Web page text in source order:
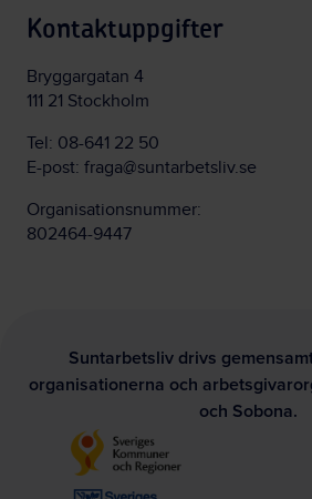
Kontaktuppgifter
Bryggargatan 4
111 21 Stockholm
Tel: 08-641 22 50
E-post: fraga@suntarbetsliv.se
Organisationsnummer:
802464-9447
Suntarbetsliv drivs
organisationerna och
och Sobona.